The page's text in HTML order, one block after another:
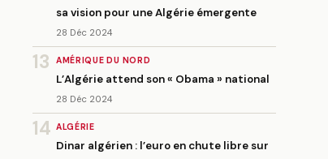
sa vision pour une Algérie émergente
28 Déc 2024
13 AMÉRIQUE DU NORD
L’Algérie attend son « Obama » national
28 Déc 2024
14 ALGÉRIE
Dinar algérien : l’euro en chute libre sur